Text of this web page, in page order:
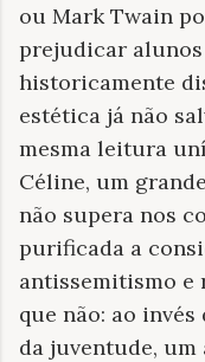
ou Mark Twain
prejudicar
historicamente
estética já não
mesma leitura
Céline, um
não supera nos
purificada a
antissemitismo e
que não: ao
da juventude,